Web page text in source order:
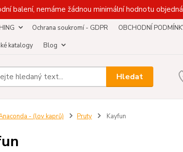
balení, nemáme žádnou minimální hodnotu
Ochrana soukromí - GDPR
OBCHODNÍ
katalogy Blog
Hledat
- (lov kaprů) Pruty Kayfun